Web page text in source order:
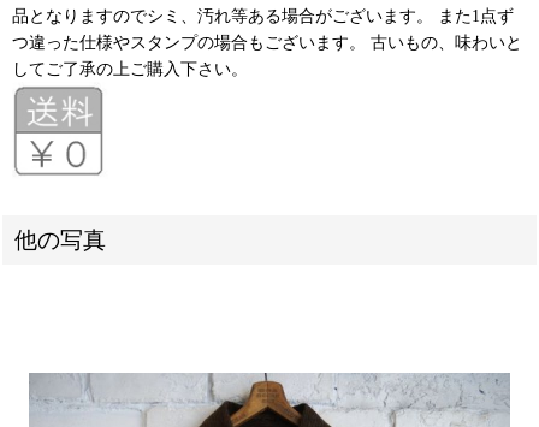
品となりますのでシミ、汚れ等ある場合がございます。 また1点ず
つ違った仕様やスタンプの場合もございます。 古いもの、味わいと
してご了承の上ご購入下さい。
他の写真